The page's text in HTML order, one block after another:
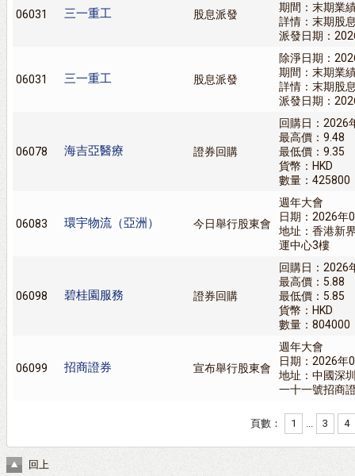
06031 三一重工 股息派發
期間：末期業
詳情：末期股
派發日期：
06031 三一重工 股息派發
除淨日期：
期間：末期業
詳情：末期股
派發日期：
06078 海吉亞醫療 證券回購
回購日：2026
最高價：9.48
最低價：9.35
貨幣：HKD
數量：425800
06083 環宇物流（亞洲） 今日舉行股東會
週年大會
日期：2026年
地址：香港新
運中心3樓
06098 碧桂園服務 證券回購
回購日：2026
最高價：5.88
最低價：5.85
貨幣：HKD
數量：804000
06099 招商證券 宣布舉行股東會
週年大會
日期：2026年
地址：中國深
一十一號招商
頁數： 1 ... 3 4
回上